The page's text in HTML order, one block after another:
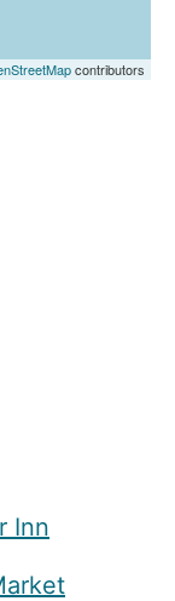
contributors
Inn